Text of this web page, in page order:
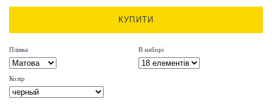
КУПИТИ
Плівка В наборі
Колір